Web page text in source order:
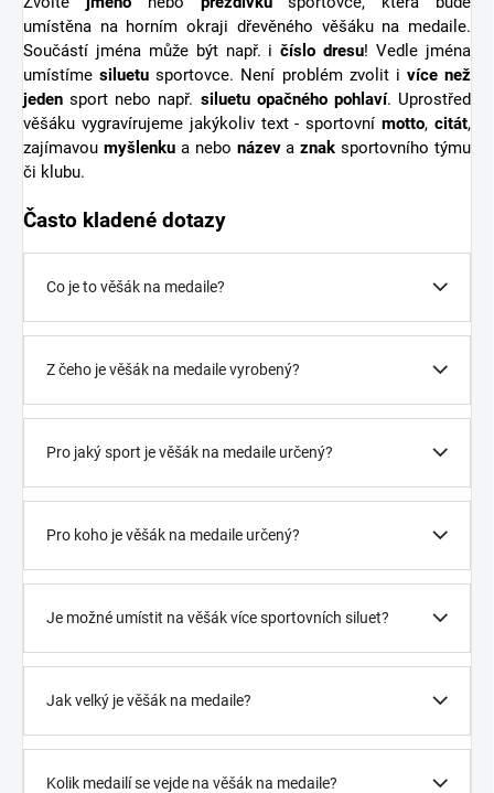
umístěna na horním okraji dřevěného věšáku na medaile.
Součástí jména může být např. ičíslo dresu! Vedle jména
umístímesiluetu sportovce. Není problém zvolit i více než
jeden sport nebo např. siluetu opačného pohlaví. Uprostřed
věšáku vygravírujeme jakýkoliv text - sportovnímotto,citát,
zajímavou myšlenkua nebo názevaznak sportovního týmu
či klubu.
Často kladené dotazy
Co je to věšák na medaile?
Z čeho je věšák na medaile vyrobený?
Pro jaký sport je věšák na medaile určený?
Pro koho je věšák na medaile určený?
Je možné umístit na věšák více sportovních siluet?
Jak velký je věšák na medaile?
Kolik medailí se vejde na věšák na medaile?